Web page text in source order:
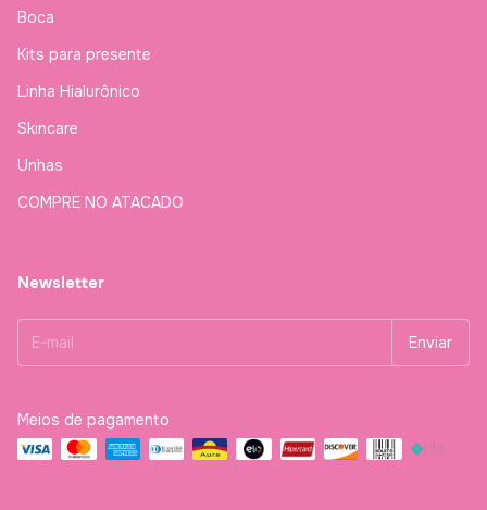
Boca
Kits para presente
Linha Hialurônico
Skincare
Unhas
COMPRE NO ATACADO
Newsletter
Meios de pagamento